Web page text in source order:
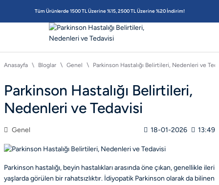
Tüm Ürünlerde 1500 TL Üzerine %15, 2500 TL Üzerine %20 İndirim!
Anasayfa Bloglar Genel Parkinson Hastalığı Belirtileri, Nedenleri ve
Parkinson Hastalığı Belirtileri,
Nedenleri ve Tedavisi
Genel 18-01-2026 13:49
Parkinson hastalığı, beyin hastalıkları arasında öne çıkan, genellikle ileri
yaşlarda görülen bir rahatsızlıktır. İdiyopatik Parkinson olarak da bilinen